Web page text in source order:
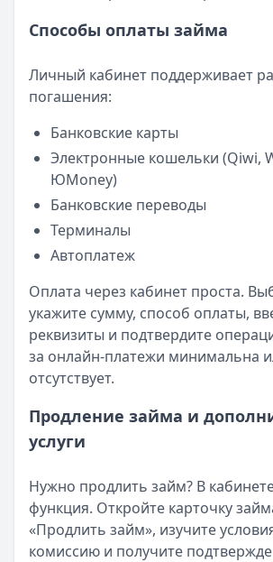
Способы оплаты займа
Личный кабинет поддерживает
погашения:
Банковские карты
Электронные кошельки (Qiwi,
ЮMoney)
Банковские переводы
Терминалы
Автоплатеж
Оплата через кабинет проста.
укажите сумму, способ оплаты,
реквизиты и подтвердите
за онлайн-платежи минимальна
отсутствует.
Продление займа и
услуги
Нужно продлить займ? В
функция. Откройте карточку
«Продлить займ», изучите
комиссию и получите